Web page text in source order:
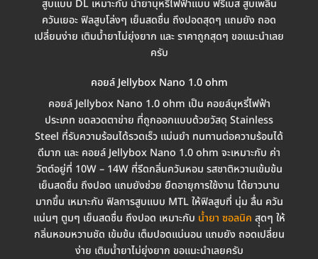
สูบแบบ DL เหมาะกับ น้ำยาบุหรี่ไฟฟ้าแบบ ฟรีเบส สูบเพลิน
ควันเยอะ ฟิลสูบโล่งๆ เย็นสดชื่น ถึงปอดสุดๆ แถมยัง ถอด
เปลี่ยนง่าย เติมน้ำยาไม่ยุ่งยาก และ ราคาถูกสุดๆ ขอแนะนำเลย
ครับ
คอยล์ Jellybox Nano 1.0 ohm
คอยล์ Jellybox Nano 1.0 ohm เป็น คอยล์บุหรี่ไฟฟ้า
ประเภท ขดลวดตาข่าย ที่ถูกออกแบบด้วยวัสดุ Stainless
Steel ที่รับความร้อนได้รวดเร็ว แม่นยำ ทนทานต่อความร้อนได้
ดีมาก และ คอยล์ Jellybox Nano 1.0 ohm จะเหมาะกับ ค่า
วัตต์อยู่ที่ 10W – 14W ที่รีดกลิ่นควันหอม รสชาติหวานเข้มข้น
เย็นสดชื่น ถึงปอด แถมยังช่วย ยืดอายุการใช้งาน ได้ยาวนาน
มากขึ้น เหมาะกับ ฟิลการสูบแบบ MTL ให้ฟิลสูบที่ นุ่ม ลื่น ควัน
แน่นๆ ตูมๆ เย็นสดชื่น ถึงปอด เหมาะกับ น้ำยา ซอลนิค สุุดๆ ให้
กลิ่นหอมหวานชัด เข้มข้น เต็มปอดแน่นอน แถมยัง ถอดเปลี่ยน
ง่าย เติมน้ำยาไม่ยุ่งยาก ขอแนะนำเลยครับ